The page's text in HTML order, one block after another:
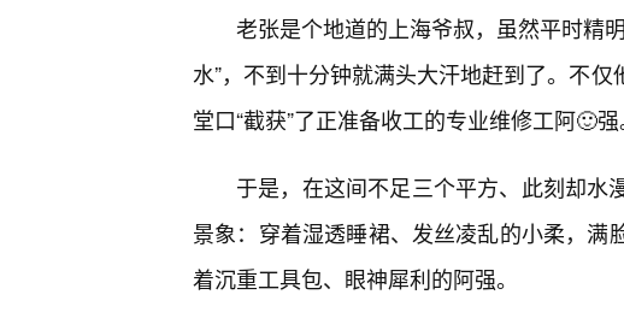
老张是个地道的上海爷叔，虽然平时精
水”，不到十分钟就满头大汗地赶到了。不
堂口“截获”了正准备收工的专业维修工阿🙂强
于是，在这间不足三个平方、此刻却水
景象：穿着湿透睡裙、发丝凌乱的小柔，
着沉重工具包、眼神犀利的阿强。